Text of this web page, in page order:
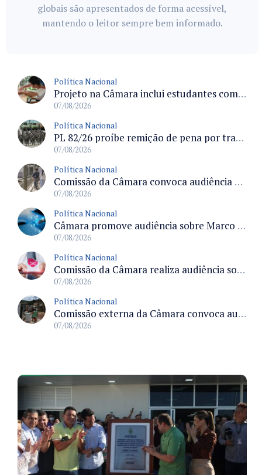
globais são apresentados de forma acessível,
mantendo o leitor sempre bem informado.
Política Nacional
Projeto na Câmara inclui estudantes com deficiência no regime escolar especial da LDB e estabelece critérios para frequência
07/08/2026
Política Nacional
PL 82/26 proíbe remição de pena por trabalho em funções militares para condenados por crimes contra o Estado Democrático de Direito
07/08/2026
Política Nacional
Comissão da Câmara convoca audiência para discutir misoginia nas escolas e universidades após divulgação de listas misóginas
07/08/2026
Política Nacional
Câmara promove audiência sobre Marco de Fomento à Economia Digital e impactos da inteligência artificial
07/08/2026
Política Nacional
Comissão da Câmara realiza audiência sobre apostas online para medir o tamanho do mercado ilegal
07/08/2026
Política Nacional
Comissão externa da Câmara convoca audiência pública sobre chuvas na Zona da Mata de Minas Gerais e impactos em Juiz de Fora
07/08/2026